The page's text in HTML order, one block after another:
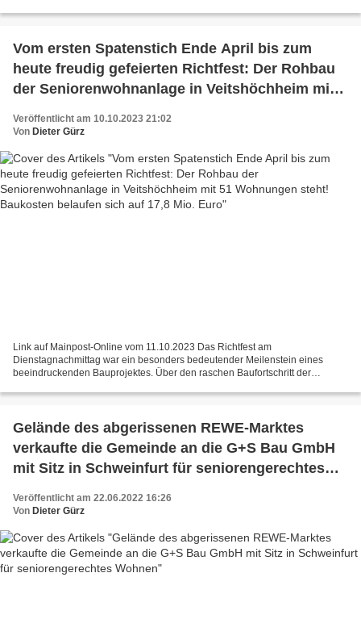
Vom ersten Spatenstich Ende April bis zum
heute freudig gefeierten Richtfest: Der Rohbau
der Seniorenwohnanlage in Veitshöchheim mit
auf 17,8 Mio. Euro
Veröffentlicht am 10.10.2023 21:02
Von Dieter Gürz
Link auf Mainpost-Online vom 11.10.2023 Das Richtfest am
Dienstagnachmittag war ein besonders bedeutender Meilenstein eines
beeindruckenden Bauprojektes. Über den raschen Baufortschritt der
Gelände des abgerissenen REWE-Marktes
verkaufte die Gemeinde an die G+S Bau GmbH
mit Sitz in Schweinfurt für seniorengerechtes
Veröffentlicht am 22.06.2022 16:26
Von Dieter Gürz